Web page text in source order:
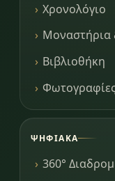
Χρονολόγιο
Μοναστήρια
Βιβλιοθήκη
Φωτογραφίες
ΨΗΦΙΑΚΆ
360°